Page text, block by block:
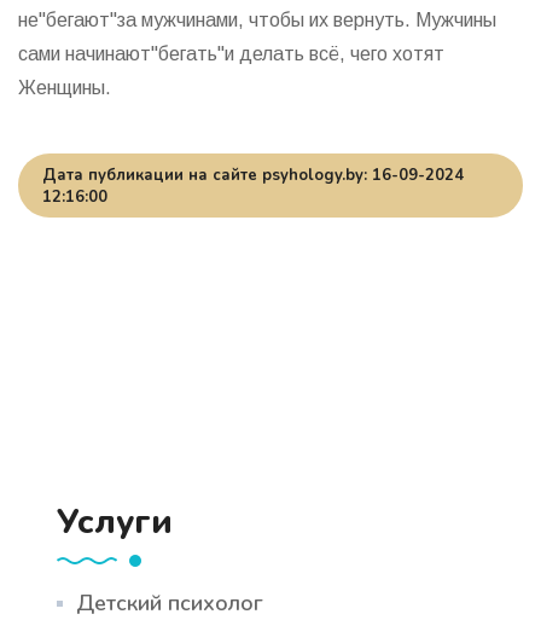
не"бегают"за мужчинами, чтобы их вернуть. Мужчины
сами начинают"бегать"и делать всё, чего хотят
Женщины.
Дата публикации на сайте psyhology.by: 16-09-2024
12:16:00
Услуги
Детский психолог